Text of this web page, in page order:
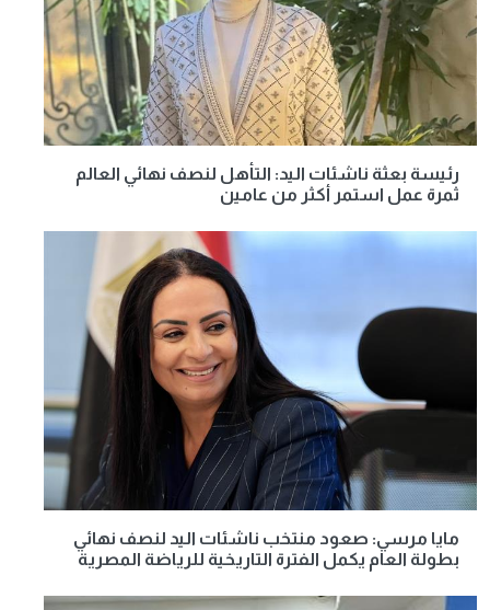
رئيسة بعثة ناشئات اليد: التأهل لنصف نهائي العالم
ثمرة عمل استمر أكثر من عامين
مايا مرسي: صعود منتخب ناشئات اليد لنصف نهائي
بطولة العام يكمل الفترة التاريخية للرياضة المصرية